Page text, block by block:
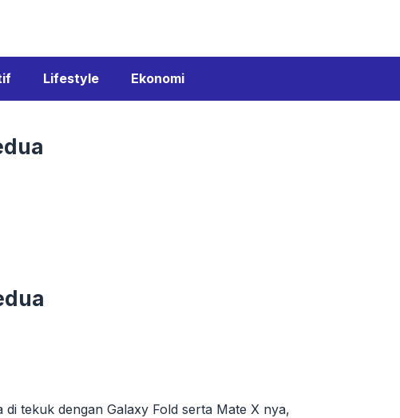
Lifestyle Ekonomi
tekuk dengan Galaxy Fold serta Mate X nya,